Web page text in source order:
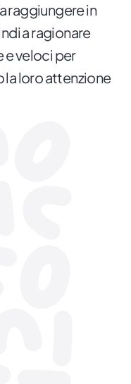
raggiungere in
a ragionare
e veloci per
loro attenzione